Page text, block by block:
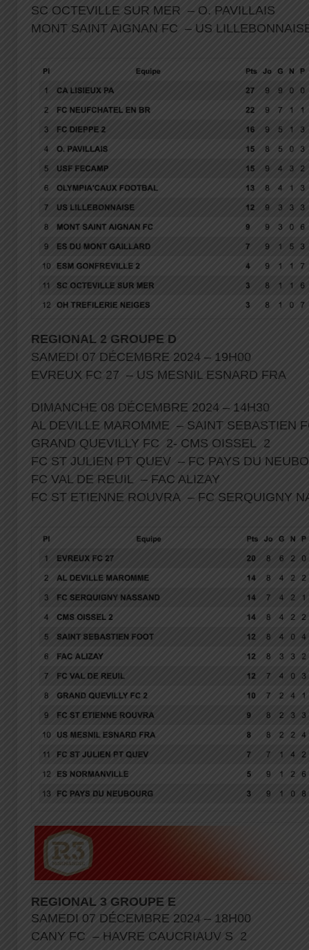
SC OCTEVILLE SUR MER – O. PAVILLAIS
MONT SAINT AIGNAN FC – US
REGIONAL 2 GROUPE D
SAMEDI 07 DÉCEMBRE 2024 – 19H00
EVREUX FC 27 – US MESNIL ESNARD FRA
DIMANCHE 08 DÉCEMBRE 2024 – 14H30
AL DEVILLE MAROMME – SAINT SEBASTIEN
GRAND QUEVILLY FC 2- CMS OISSEL 2
FC ST JULIEN PT QUEV – FC PAYS DU
FC VAL DE REUIL – FAC ALIZAY
FC ST ETIENNE ROUVRA – FC SERQUIGNY
REGIONAL 3 GROUPE E
SAMEDI 07 DÉCEMBRE 2024 – 18H00
CANY FC – HAVRE CAUCRIAUV S 2